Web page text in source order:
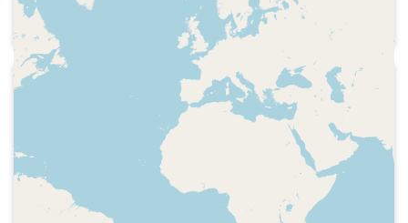
d'un nou cotxe. Publicitat. Represa del
programa matinal amb l'espai dedicat
als infants
Cadena SER - La saga de los Porretas
Abelino ha somniat que s'havia mort la
seva tia. Candelaria li fa veure que
sembla que les seves ganes d'heretar
han estat el motiu del somni.